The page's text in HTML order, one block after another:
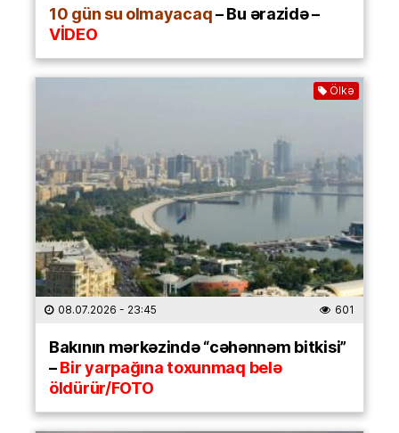
10 gün su olmayacaq– Bu ərazidə –
VİDEO
Ölkə
08.07.2026 - 23:45 601
Bakının mərkəzində “cəhənnəm bitkisi”
–Bir yarpağına toxunmaq belə
öldürür/FOTO